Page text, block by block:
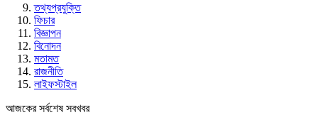
তথ্যপ্রযুক্তি
ফিচার
বিজ্ঞাপন
বিনোদন
মতামত
রাজনীতি
লাইফস্টাইল
আজকের সর্বশেষ সবখবর